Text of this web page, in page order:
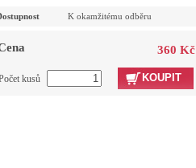
K okamžitému odběru
360 Kč
KOUPIT
kusů